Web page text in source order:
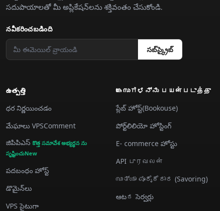
సదుపాయాలతో మీ అప్లికేషన్‌లను శక్తివంతం చేసుకోండి.
నవీకరించబడింది
సబ్‌స్క్రైబ్
ఉత్పత్తి
ధర నిర్ణయించడం
మేఘాలు VPSComment
జిపిపిఎస్ కొత్త సమావేశ అభ్యర్థన ను
సృష్టించుNew
పదబంధం హోస్ట్
డొమైన్‌లు
VPS సైటుగా
കേസುಗಳನ್ನು பயன்படுத்து
ప్లేబ్ హోస్ట్(Bookouse)
పోర్ట్‌లిలియో హోస్టింగ్
E- commerce హోస్టు
API புரவலன்
സാತ್ಯಾ ಪೂರೈಕೆದಾರ (Savoring)
ఆటದ సెర్వర్లు